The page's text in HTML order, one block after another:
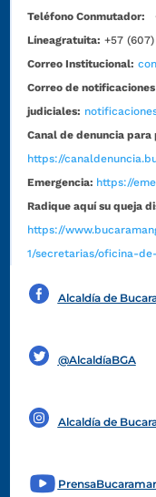
Teléfono Conmutador:
Líneagratuita: +57
Correo Institucional:
Correo de notificaciones
judiciales:
Canal de denuncia
https://
Emergencia: https://
Radique aquí su queja
https://
1/secretarias/oficina-
Alcaldía de
@AlcaldíaBGA
Alcaldía de